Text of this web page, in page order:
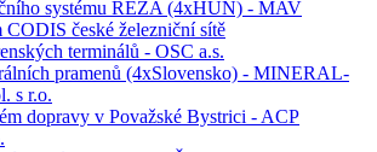
systému REZA (4xHUN) - MAV
CODIS české železniční sítě
terminálů - OSC a.s.
pramenů (4xSlovensko) - MINERAL-
s r.o.
dopravy v Považské Bystrici - ACP